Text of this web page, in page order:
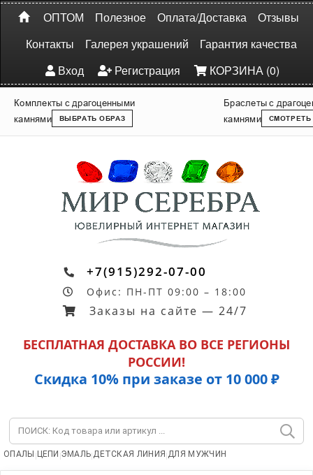
ОПТОМ Полезное Оплата/Доставка
Отзывы
Контакты
Галерея украшений
Гарантия качества
Вход
Регистрация КОРЗИНА (0)
Комплекты с драгоценными
камнями
ВЫБРАТЬ ОБРАЗ
Браслеты с
камнями
СМОТРЕТЬ
+7(915)292-07-00
Офис: ПН-ПТ 09:00 – 18:00
Заказы на сайте — 24/7
БЕСПЛАТНАЯ ДОСТАВКА ВО ВСЕ РЕГИОНЫ
РОССИИ!
Скидка 10% при заказе от 10 000 ₽
ОПАЛЫ | ЦЕПИ |ЭМАЛЬ|ДЕТСКАЯ ЛИНИЯ |ДЛЯ МУЖЧИН